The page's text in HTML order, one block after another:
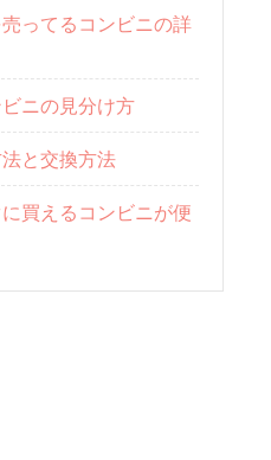
売ってるコンビニの詳
ニの見分け方
と交換方法
買えるコンビニが便